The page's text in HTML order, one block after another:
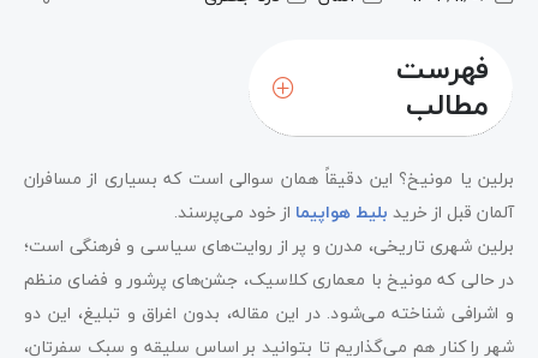
فهرست
مطالب
برلین یا مونیخ؟ این دقیقاً همان سوالی است که بسیاری از مسافران
آلمان قبل از خرید بلیط هواپیما از خود می‌پرسند.
برلین شهری تاریخی، مدرن و پر از روایت‌های سیاسی و فرهنگی است؛
در حالی که مونیخ با معماری کلاسیک، جشن‌های پرشور و فضای منظم
و اشرافی شناخته می‌شود. در این مقاله، بدون اغراق و تبلیغ، این دو
شهر را کنار هم می‌گذاریم تا بتوانید بر اساس سلیقه و سبک سفرتان،